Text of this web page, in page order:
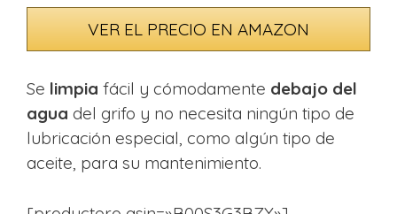
VER EL PRECIO EN AMAZON
Se limpia fácil y cómodamente debajo del
agua del grifo y no necesita ningún tipo de
lubricación especial, como algún tipo de
aceite, para su mantenimiento.